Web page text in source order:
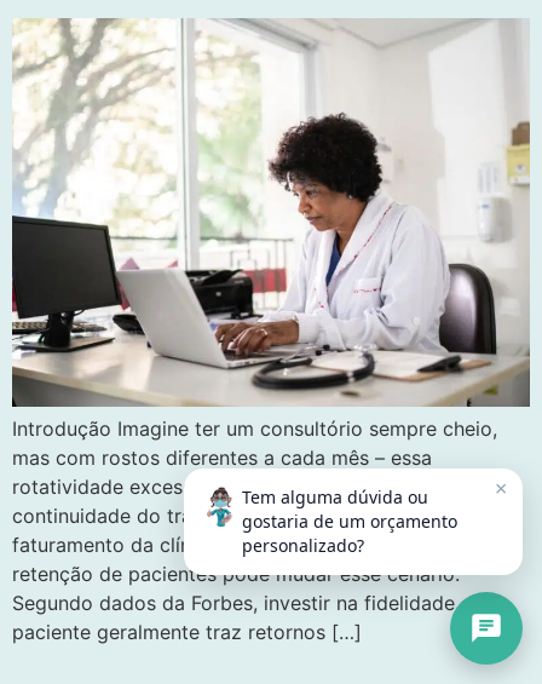
Introdução Imagine ter um consultório sempre cheio,
mas com rostos diferentes a cada mês – essa
rotatividade excessiva não apenas compromete a
continuidade do tratamento, mas também afeta o
faturamento da clínica. Uma ferramenta utilizada para
retenção de pacientes pode mudar esse cenário.
Segundo dados da Forbes, investir na fidelidade do
paciente geralmente traz retornos […]
Tem alguma dúvida ou
gostaria de um orçamento
personalizado?
×